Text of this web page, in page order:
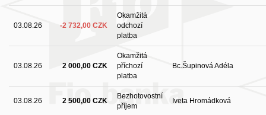
03.08.26 -2 732,00 CZK
Okamžitá
odchozí
platba
03.08.26 2 000,00 CZK
Okamžitá
příchozí
platba
Bc.Šupinová Adéla
03.08.26 2 500,00 CZK
Bezhotovostní
příjem
Iveta Hromádková